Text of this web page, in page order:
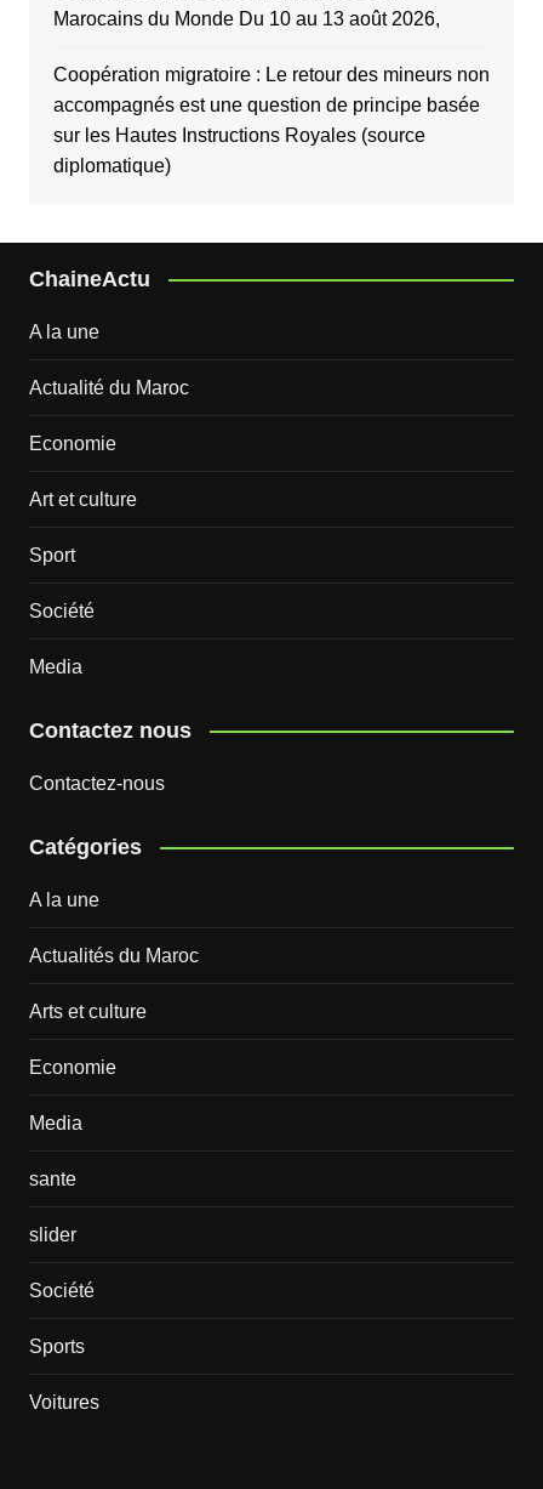
Marocains du Monde Du 10 au 13 août 2026,
Coopération migratoire : Le retour des mineurs non
accompagnés est une question de principe basée
sur les Hautes Instructions Royales (source
diplomatique)
ChaineActu
A la une
Actualité du Maroc
Economie
Art et culture
Sport
Société
Media
Contactez nous
Contactez-nous
Catégories
A la une
Actualités du Maroc
Arts et culture
Economie
Media
sante
slider
Société
Sports
Voitures